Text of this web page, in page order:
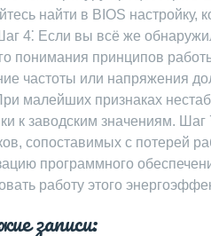
найти в BIOS настройку,
4⁚ Если вы всё же
понимания принципов
частоты или напряжения
малейших признаках
к заводским значениям.
сопоставимых с потерей
программного
работу этого
записи: